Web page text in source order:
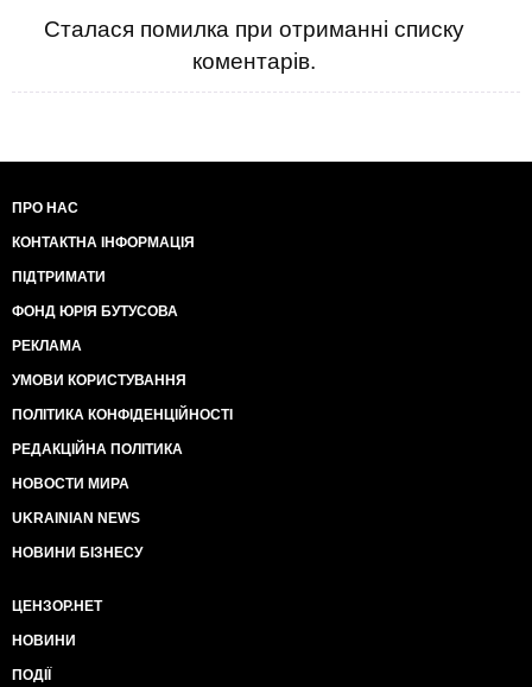
Сталася помилка при отриманні списку
коментарів.
ПРО НАС
КОНТАКТНА ІНФОРМАЦІЯ
ПІДТРИМАТИ
ФОНД ЮРІЯ БУТУСОВА
РЕКЛАМА
УМОВИ КОРИСТУВАННЯ
ПОЛІТИКА КОНФІДЕНЦІЙНОСТІ
РЕДАКЦІЙНА ПОЛІТИКА
НОВОСТИ МИРА
UKRAINIAN NEWS
НОВИНИ БІЗНЕСУ
ЦЕНЗОР.НЕТ
НОВИНИ
ПОДІЇ